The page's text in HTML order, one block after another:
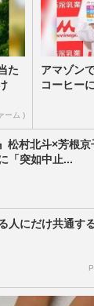
た
ーム )
アマゾン
コーヒー
松村北斗×芳根
「突如中止...
人にだけ共通す